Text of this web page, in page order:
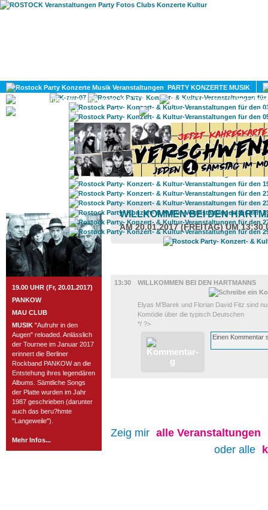
PARTY KONZERTE MUSIK
KULTUR
GAY
ROSTOCK TAGESTIPP
19.00 UHR (Fr, 20.01.2017)
PANKOW
MAU CLUB
MUSIK "Aufruhr in den
Augen" reloaded. Anlässlich
der Tournee im Januar 2017
erinnert die Berliner
Rockband PANKOW an die
Entstehung ihres legendären
Albums. Sämtliche Songs
der Platte wurden im Jahr
1987 geschrieben (darunter
auch das beru?hmte
"Langeweile").
Mehr Infos...
WILLKOMMEN BEI DEN
AM 20.01.2017 (FREITAG) UM 13:30
13:30
WILLKOMMEN BEI DEN HARTMANNS
Elyas M’Barek und Florian David Fitz sind
Komödie über die typisch Deutschen
*/ ?>
Zeig mir alle Veranstaltungen
oder alle